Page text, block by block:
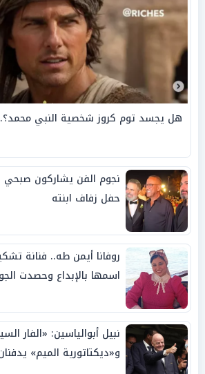
هل يجسد توم كروز شخصية النبي محمد؟..
نجوم الفن يشاركون
حفل زفاف ابنته
روفانا أيمن طه.. فنانة
اسمها بالإبداع وحصدت
نبيل أبوالياسين: «الفار
و«ديكتاتورية الميم»